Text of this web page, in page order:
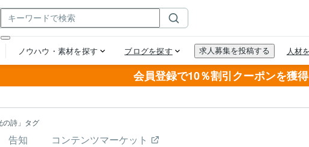
会員登録で10％割引クーポンを獲得
の詩」タグ
告知 コンテンツマーケット